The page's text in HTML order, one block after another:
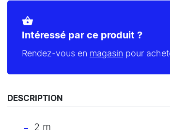
shopping_basket
Intéressé par ce produit ?
Rendez-vous en magasin pour
DESCRIPTION
2 m